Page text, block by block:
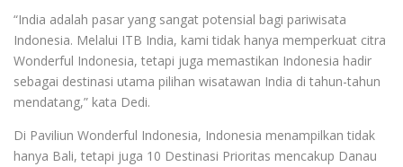
“India adalah pasar yang sangat potensial bagi pariwisata
Indonesia. Melalui ITB India, kami tidak hanya memperkuat citra
Wonderful Indonesia, tetapi juga memastikan Indonesia hadir
sebagai destinasi utama pilihan wisatawan India di tahun-tahun
mendatang,” kata Dedi.
Di Paviliun Wonderful Indonesia, Indonesia menampilkan tidak
hanya Bali, tetapi juga 10 Destinasi Prioritas mencakup Danau